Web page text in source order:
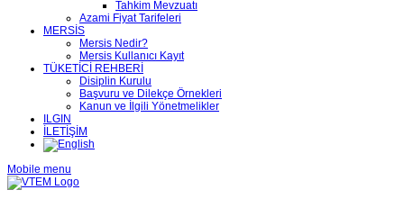
Tahkim Mevzuatı
Azami Fiyat Tarifeleri
MERSİS
Mersis Nedir?
Mersis Kullanıcı Kayıt
TÜKETİCİ REHBERİ
Disiplin Kurulu
Başvuru ve Dilekçe Örnekleri
Kanun ve İlgili Yönetmelikler
ILGIN
İLETİŞİM
Mobile menu